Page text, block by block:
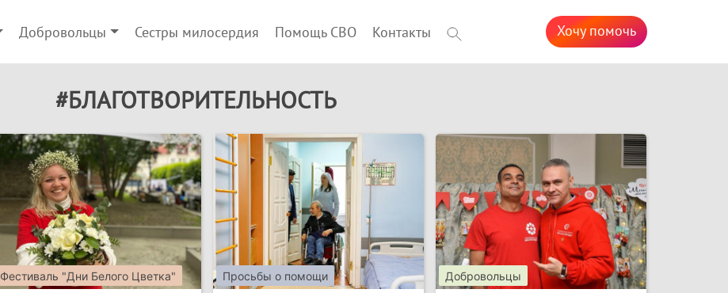
Добровольцы Сестры милосердия Помощь СВО Контакты Хочу помочь
#БЛАГОТВОРИТЕЛЬНОСТЬ
Фестиваль "Дни Белого Цветка" Просьбы о помощи Добровольцы